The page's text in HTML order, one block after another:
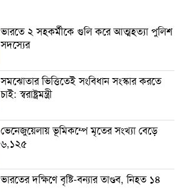
ভারতে ২ সহকর্মীকে গুলি করে আত্মহত্যা পুলিশ
সদস্যের
সমঝোতার ভিত্তিতেই সংবিধান সংস্কার করতে
চাই: স্বরাষ্ট্রমন্ত্রী
ভেনেজুয়েলায় ভূমিকম্পে মৃতের সংখ্যা বেড়ে
৬,১২৫
ভারতের দক্ষিণে বৃষ্টি-বন্যার তাণ্ডব, নিহত ১৪